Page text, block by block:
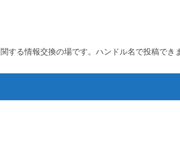
る情報交換の場です。ハンドル名で投稿でき
コンテンツへ移動